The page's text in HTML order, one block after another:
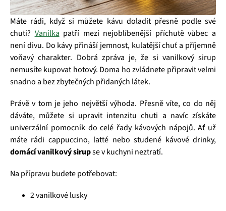
Máte rádi, když si můžete kávu doladit přesně podle své
chuti? Vanilka patří mezi nejoblíbenější příchutě vůbec a
není divu. Do kávy přináší jemnost, kulatější chuť a příjemně
voňavý charakter. Dobrá zpráva je, že si vanilkový sirup
nemusíte kupovat hotový. Doma ho zvládnete připravit velmi
snadno a bez zbytečných přidaných látek.
Právě v tom je jeho největší výhoda. Přesně víte, co do něj
dáváte, můžete si upravit intenzitu chuti a navíc získáte
univerzální pomocník do celé řady kávových nápojů. Ať už
máte rádi cappuccino, latté nebo studené kávové drinky,
domácí vanilkový sirupse v kuchyni neztratí.
Na přípravu budete potřebovat:
2 vanilkové lusky